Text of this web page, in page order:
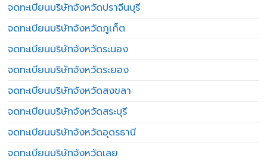
จดทะเบียนบริษัทจังหวัดปราจีนบุรี
จดทะเบียนบริษัทจังหวัดภูเก็ต
จดทะเบียนบริษัทจังหวัดระนอง
จดทะเบียนบริษัทจังหวัดระยอง
จดทะเบียนบริษัทจังหวัดสงขลา
จดทะเบียนบริษัทจังหวัดสระบุรี
จดทะเบียนบริษัทจังหวัดอุดรธานี
จดทะเบียนบริษัทจังหวัดเลย